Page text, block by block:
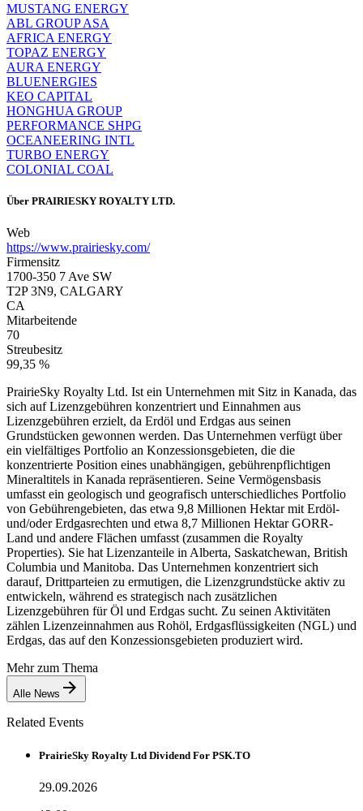
MUSTANG ENERGY
ABL GROUP ASA
AFRICA ENERGY
TOPAZ ENERGY
AURA ENERGY
BLUENERGIES
KEO CAPITAL
HONGHUA GROUP
PERFORMANCE SHPG
OCEANEERING INTL
TURBO ENERGY
COLONIAL COAL
Über PRAIRIESKY ROYALTY LTD.
Web
https://www.prairiesky.com/
Firmensitz
1700-350 7 Ave SW
T2P 3N9, CALGARY
CA
Mitarbeitende
70
Streubesitz
99,35 %
PrairieSky Royalty Ltd. Ist ein Unternehmen mit Sitz in Kanada, das
sich auf Lizenzgebühren konzentriert und Einnahmen aus
Lizenzgebühren erzielt, da Erdöl und Erdgas aus seinen
Grundstücken gewonnen werden. Das Unternehmen verfügt über
ein vielfältiges Portfolio an Konzessionsgebieten, die die
konzentrierte Position eines unabhängigen, gebührenpflichtigen
Mineraltitels in Kanada repräsentieren. Seine Vermögensbasis
umfasst ein geologisch und geografisch unterschiedliches Portfolio
von Gebührengebieten, das etwa 9,8 Millionen Hektar mit Erdöl-
und/oder Erdgasrechten und etwa 8,7 Millionen Hektar GORR-
Land und andere Flächen umfasst (zusammen die Royalty
Properties). Sie hat Lizenzanteile in Alberta, Saskatchewan, British
Columbia und Manitoba. Das Unternehmen konzentriert sich
darauf, Drittparteien zu ermutigen, die Lizenzgrundstücke aktiv zu
entwickeln, während es strategisch nach zusätzlichen
Lizenzgebühren für Öl und Erdgas sucht. Zu seinen Aktivitäten
zählen Lizenzeinnahmen aus Rohöl, Erdgasflüssigkeiten (NGL) und
Erdgas, das auf den Konzessionsgebieten produziert wird.
Mehr zum Thema
Alle News
Related Events
PrairieSky Royalty Ltd Dividend For PSK.TO
29.09.2026